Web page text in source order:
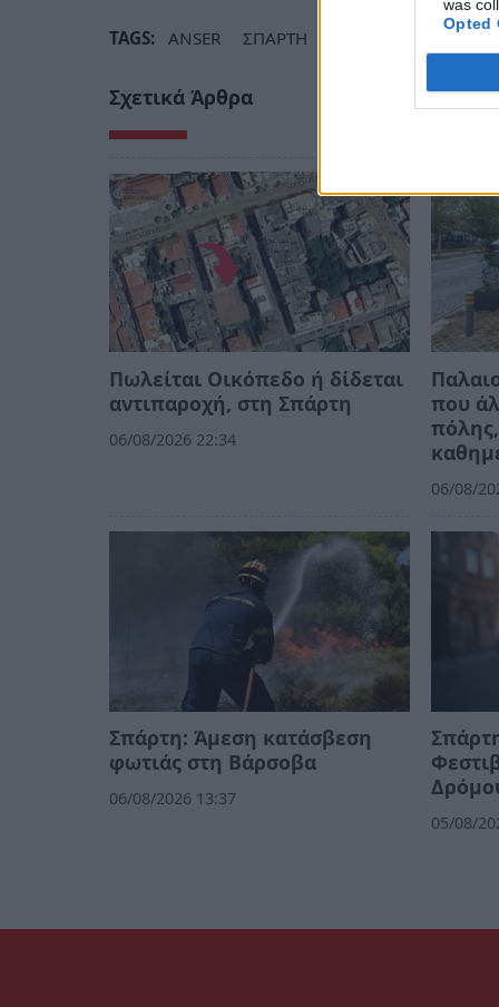
was
Opted
TAGS: ANSER ΣΠΑΡΤΗ ΝΟΜΙΚΟ ΠΡΟΣΩΠΟ
Σχετικά Άρθρα
Πωλείται Οικόπεδο ή δίδεται
αντιπαροχή, στη Σπάρτη
06/08/2026 22:34
που
06/08/
Σπάρτη: Άμεση κατάσβεση
φωτιάς στη Βάρσοβα
06/08/2026 13:37
05/08/